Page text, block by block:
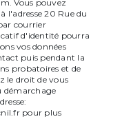
Vous pouvez
l'adresse 20 Rue du
courrier
d'identité pourra
vos données
puis pendant la
probatoires et de
le droit de vous
démarchage
pour plus